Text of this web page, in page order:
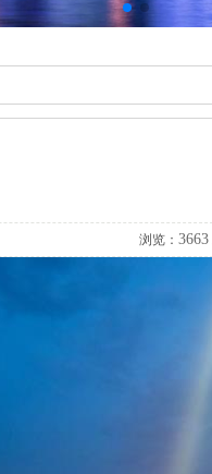
浏览：3663